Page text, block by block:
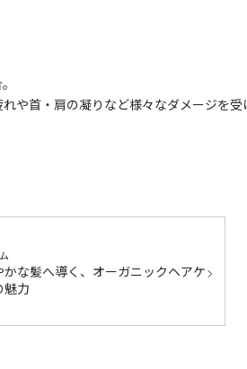
や首・肩の凝りなど様々なダメージを
かな髪へ導く、オーガニックヘアケ
魅力